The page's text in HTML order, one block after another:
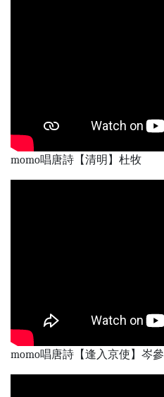
momo唱唐詩【清明】杜牧
momo唱唐詩【逢入京使】岑參